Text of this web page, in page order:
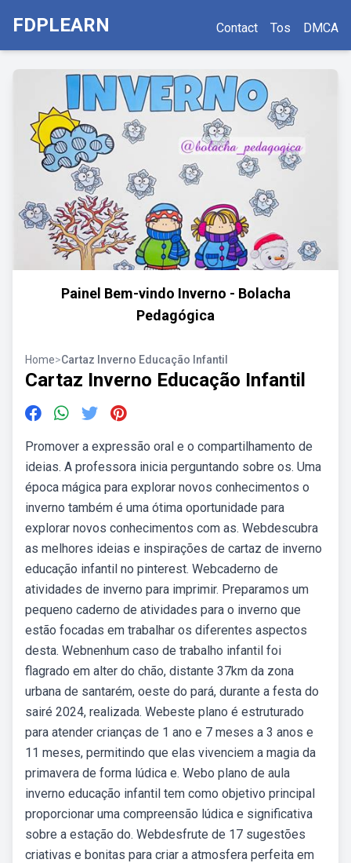
FDPLEARN Contact Tos DMCA
Painel Bem-vindo Inverno - Bolacha
Pedagógica
Home>Cartaz Inverno Educação Infantil
Cartaz Inverno Educação Infantil
Promover a expressão oral e o compartilhamento de
ideias. A professora inicia perguntando sobre os. Uma
época mágica para explorar novos conhecimentos o
inverno também é uma ótima oportunidade para
explorar novos conhecimentos com as. Webdescubra
as melhores ideias e inspirações de cartaz de inverno
educação infantil no pinterest. Webcaderno de
atividades de inverno para imprimir. Preparamos um
pequeno caderno de atividades para o inverno que
estão focadas em trabalhar os diferentes aspectos
desta. Webnenhum caso de trabalho infantil foi
flagrado em alter do chão, distante 37km da zona
urbana de santarém, oeste do pará, durante a festa do
sairé 2024, realizada. Webeste plano é estruturado
para atender crianças de 1 ano e 7 meses a 3 anos e
11 meses, permitindo que elas vivenciem a magia da
primavera de forma lúdica e. Webo plano de aula
inverno educação infantil tem como objetivo principal
proporcionar uma compreensão lúdica e significativa
sobre a estação do. Webdesfrute de 17 sugestões
criativas e bonitas para criar a atmosfera perfeita em